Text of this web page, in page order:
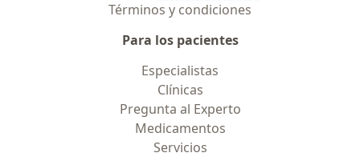
Términos y condiciones
Para los pacientes
Especialistas
Clínicas
Pregunta al Experto
Medicamentos
Servicios